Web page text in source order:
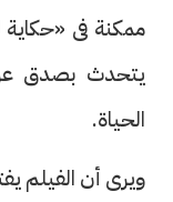
يتحدث بصدق عن
الحياة.
ويرى أن الفيلم